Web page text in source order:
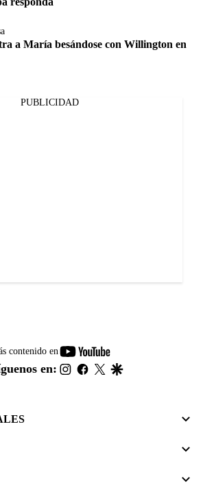
a María besándose con Willington en
PUBLICIDAD
contenido en
youtube-
footer
en: instagram
facebook
twitter